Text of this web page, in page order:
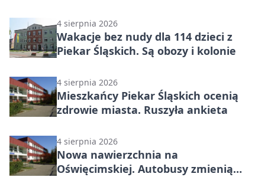
4 sierpnia 2026
Wakacje bez nudy dla 114 dzieci z
Piekar Śląskich. Są obozy i kolonie
4 sierpnia 2026
Mieszkańcy Piekar Śląskich ocenią
zdrowie miasta. Ruszyła ankieta
4 sierpnia 2026
Nowa nawierzchnia na
Oświęcimskiej. Autobusy zmienią